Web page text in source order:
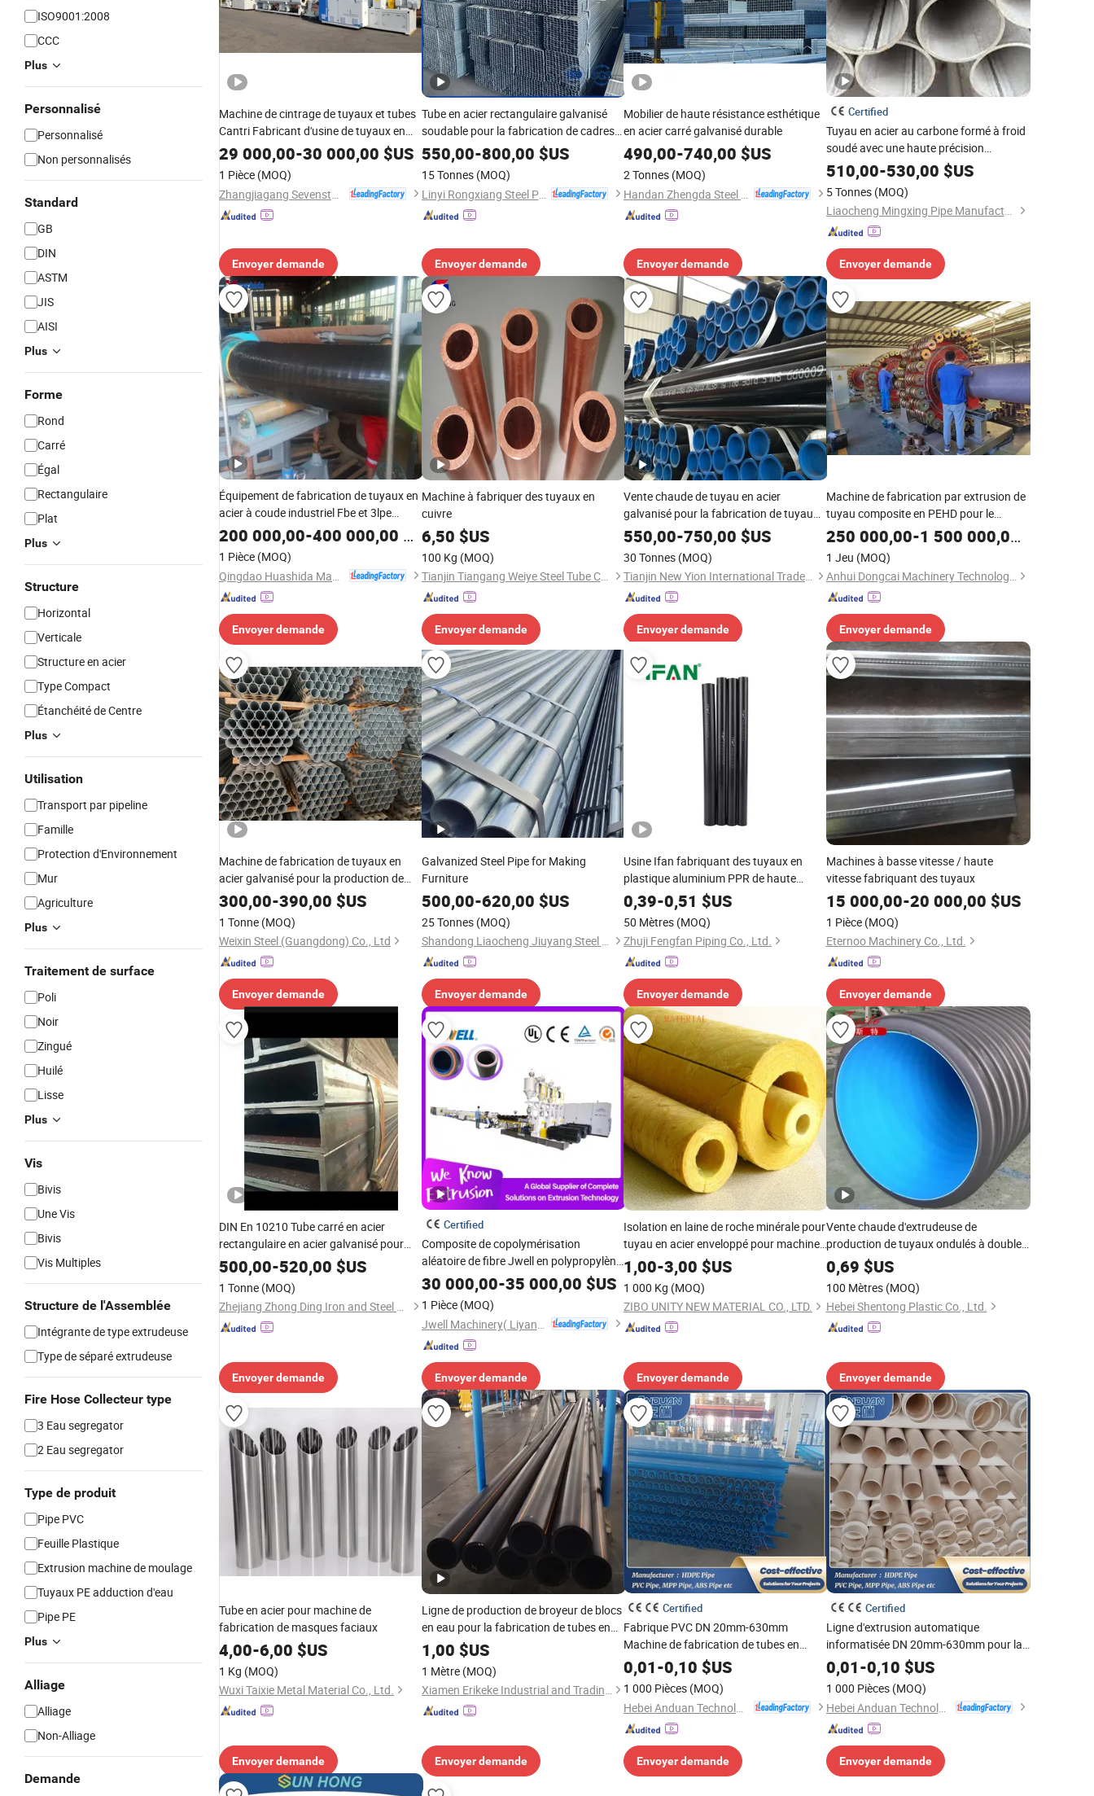
ISO9001:2008
CCC
Plus
Personnalisé
Personnalisé
Non personnalisés
Standard
GB
DIN
ASTM
JIS
AISI
Plus
Forme
Rond
Carré
Égal
Rectangulaire
Plat
Plus
Structure
Horizontal
Verticale
Structure en acier
Type Compact
Étanchéité de Centre
Plus
Utilisation
Transport par pipeline
Famille
Protection d'Environnement
Mur
Agriculture
Plus
Traitement de surface
Poli
Noir
Zingué
Huilé
Lisse
Plus
Vis
Bivis
Une Vis
Bivis
Vis Multiples
Structure de l'Assemblée
Intégrante de type extrudeuse
Type de séparé extrudeuse
Fire Hose Collecteur type
3 Eau segregator
2 Eau segregator
Type de produit
Pipe PVC
Feuille Plastique
Extrusion machine de moulage
Tuyaux PE adduction d'eau
Pipe PE
Plus
Alliage
Alliage
Non-Alliage
Demande
Machine de cintrage de tuyaux et tubes
Cantri Fabricant d'usine de tuyaux en
PVC en Chine, Usine de fabrication de
tuyaux en PVC pour hydroponie
29 000,00-30 000,00 $US
1 Pièce (MOQ)
Envoyer demande
Tube en acier rectangulaire galvanisé
soudable pour la fabrication de cadres
en métal
550,00-800,00 $US
15 Tonnes (MOQ)
Linyi Rongxiang Steel Pipe Co., Ltd.
Envoyer demande
Mobilier de haute résistance esthétique
en acier carré galvanisé durable
490,00-740,00 $US
2 Tonnes (MOQ)
Envoyer demande
Certified
Tuyau en acier au carbone formé à froid
soudé avec une haute précision
dimensionnelle pour la fabrication de
pièces et d'équipements de précision
510,00-530,00 $US
5 Tonnes (MOQ)
Liaocheng Mingxing Pipe Manufacturing Co., Ltd.
Envoyer demande
Équipement de fabrication de tuyaux en
acier à coude industriel Fbe et 3lpe
revêtement
200 000,00-400 000,00
1 Pièce (MOQ)
Envoyer demande
Machine à fabriquer des tuyaux en
cuivre
6,50 $US
100 Kg (MOQ)
Tianjin Tiangang Weiye Steel Tube Co., Ltd.
Envoyer demande
Vente chaude de tuyau en acier
galvanisé pour la fabrication de tuyau
en acier pour eau souterraine Tuyau en
acier Sch 80 2mm Épaisseur tuyau en
acier
550,00-750,00 $US
30 Tonnes (MOQ)
Tianjin New Yion International Trade Co., Ltd.
Envoyer demande
Machine de fabrication par extrusion de
tuyau composite en PEHD pour le
transport de pétrole
250 000,00-1 500 000,00 $US
1 Jeu (MOQ)
Anhui Dongcai Machinery Technology Co., Ltd.
Envoyer demande
Machine de fabrication de tuyaux en
acier galvanisé pour la production de
tubes ronds et carrés
300,00-390,00 $US
1 Tonne (MOQ)
Weixin Steel (Guangdong) Co., Ltd
Envoyer demande
Galvanized Steel Pipe for Making
Furniture
500,00-620,00 $US
25 Tonnes (MOQ)
Shandong Liaocheng Jiuyang Steel Pipe Manufacturing Co., Ltd
Envoyer demande
Usine Ifan fabriquant des tuyaux en
plastique aluminium PPR de haute
qualité 20mm-63mm Matériaux de
plomberie PPR pour
l'approvisionnement en eau Pn25 Tuyau
PPR noir
0,39-0,51 $US
50 Mètres (MOQ)
Zhuji Fengfan Piping Co., Ltd.
Envoyer demande
Machines à basse vitesse / haute
vitesse fabriquant des tuyaux
15 000,00-20 000,00 $US
1 Pièce (MOQ)
Eternoo Machinery Co., Ltd.
Envoyer demande
DIN En 10210 Tube carré en acier
rectangulaire en acier galvanisé pour
fabrication de machine
500,00-520,00 $US
1 Tonne (MOQ)
Zhejiang Zhong Ding Iron and Steel Co., Ltd.
Envoyer demande
Certified
Composite de copolymérisation
aléatoire de fibre Jwell en polypropylène
(PP-R) pour le transport d'eau chaude et
froide, tube de conduit en plastique
PVC|HDPE|PE|PP|PPR pour la
fabrication de tuyaux de jardin
30 000,00-35 000,00 $US
1 Pièce (MOQ)
Envoyer demande
Isolation en laine de roche minérale pour
tuyau en acier enveloppé pour machine
de fabrication d'isolation thermique pour
la fourniture de vapeur
1,00-3,00 $US
1 000 Kg (MOQ)
ZIBO UNITY NEW MATERIAL CO., LTD.
Envoyer demande
Vente chaude d'extrudeuse de
production de tuyaux ondulés à double
paroi en PE, PP, HDPE et PPR
0,69 $US
100 Mètres (MOQ)
Hebei Shentong Plastic Co., Ltd.
Envoyer demande
Tube en acier pour machine de
fabrication de masques faciaux
4,00-6,00 $US
1 Kg (MOQ)
Wuxi Taixie Metal Material Co., Ltd.
Envoyer demande
Ligne de production de broyeur de blocs
en eau pour la fabrication de tubes en
HDPE, de tuyaux en mortier et de tubes
pour feux d'artifice
1,00 $US
1 Mètre (MOQ)
Xiamen Erikeke Industrial and Trading Co., Ltd.
Envoyer demande
Certified
Fabrique PVC DN 20mm-630mm
Machine de fabrication de tubes en
plastique par extrusion avec CE
0,01-0,10 $US
1 000 Pièces (MOQ)
Envoyer demande
Certified
Ligne d'extrusion automatique
informatisée DN 20mm-630mm pour la
fabrication de tuyaux d'alimentation en
eau avec un bon service
0,01-0,10 $US
1 000 Pièces (MOQ)
Hebei Anduan Technology Industry Co., Ltd.
Envoyer demande